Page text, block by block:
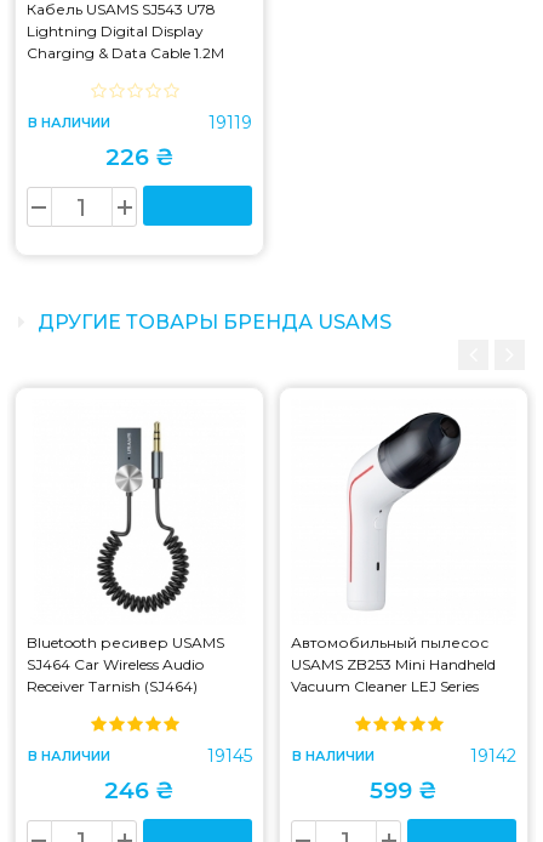
Кабель USAMS SJ543 U78
Lightning Digital Display
Charging & Data Cable 1.2M
В НАЛИЧИИ 19119
226 ₴
ДРУГИЕ ТОВАРЫ БРЕНДА USAMS
Bluetooth ресивер USAMS
SJ464 Car Wireless Audio
Receiver Tarnish (SJ464)
В НАЛИЧИИ 19145
246 ₴
Автомобильный пылесос
USAMS ZB253 Mini Handheld
Vacuum Cleaner LEJ Series
В НАЛИЧИИ 19142
599 ₴